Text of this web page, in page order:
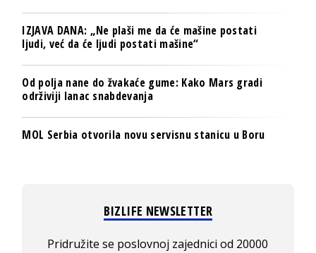
IZJAVA DANA: „Ne plaši me da će mašine postati
ljudi, već da će ljudi postati mašine“
Od polja nane do žvakaće gume: Kako Mars gradi
održiviji lanac snabdevanja
MOL Serbia otvorila novu servisnu stanicu u Boru
BIZLIFE NEWSLETTER
Pridružite se poslovnoj zajednici od 20000